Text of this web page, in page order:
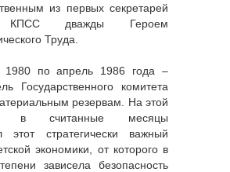
из первых секретарей
КПСС дважды Героем
Труда.
1980 по апрель 1986 года –
Государственного комитета
резервам. На этой
в считанные месяцы
этот стратегически важный
экономики, от которого в
зависела безопасность